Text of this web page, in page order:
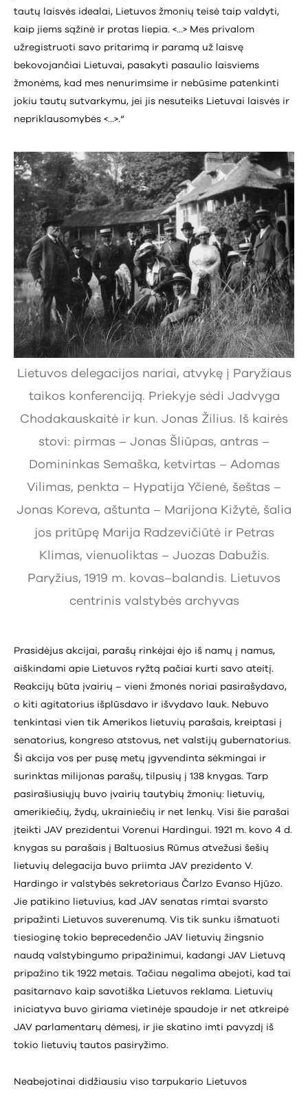
tautų laisvės idealai, Lietuvos žmonių teisė taip valdyti,
kaip jiems sąžinė ir protas liepia. <…> Mes privalom
užregistruoti savo pritarimą ir paramą už laisvę
bekovojančiai Lietuvai, pasakyti pasaulio laisviems
žmonėms, kad mes nenurimsime ir nebūsime patenkinti
jokiu tautų sutvarkymu, jei jis nesuteiks Lietuvai laisvės ir
nepriklausomybės <…>.“
Lietuvos delegacijos nariai, atvykę į Paryžiaus
taikos konferenciją. Priekyje sėdi Jadvyga
Chodakauskaitė ir kun. Jonas Žilius. Iš kairės
stovi: pirmas – Jonas Šliūpas, antras –
Domininkas Semaška, ketvirtas – Adomas
Vilimas, penkta – Hypatija Yčienė, šeštas –
Jonas Koreva, aštunta – Marijona Kižytė, šalia
jos pritūpę Marija Radzevičiūtė ir Petras
Klimas, vienuoliktas – Juozas Dabužis.
Paryžius, 1919 m. kovas–balandis. Lietuvos
centrinis valstybės archyvas
Prasidėjus akcijai, parašų rinkėjai ėjo iš namų į namus,
aiškindami apie Lietuvos ryžtą pačiai kurti savo ateitį.
Reakcijų būta įvairių – vieni žmonės noriai pasirašydavo,
o kiti agitatorius išplūsdavo ir išvydavo lauk. Nebuvo
tenkintasi vien tik Amerikos lietuvių parašais, kreiptasi į
senatorius, kongreso atstovus, net valstijų gubernatorius.
Ši akcija vos per pusę metų įgyvendinta sėkmingai ir
surinktas milijonas parašų, tilpusių į 138 knygas. Tarp
pasirašiusiųjų buvo įvairių tautybių žmonių: lietuvių,
amerikiečių, žydų, ukrainiečių ir net lenkų. Visi šie parašai
įteikti JAV prezidentui Vorenui Hardingui. 1921 m. kovo 4 d.
knygas su parašais į Baltuosius Rūmus atvežusi šešių
lietuvių delegacija buvo priimta JAV prezidento V.
Hardingo ir valstybės sekretoriaus Čarlzo Evanso Hjūzo.
Jie patikino lietuvius, kad JAV senatas rimtai svarsto
pripažinti Lietuvos suverenumą. Vis tik sunku išmatuoti
tiesioginę tokio beprecedenčio JAV lietuvių žingsnio
naudą valstybingumo pripažinimui, kadangi JAV Lietuvą
pripažino tik 1922 metais. Tačiau negalima abejoti, kad tai
pasitarnavo kaip savotiška Lietuvos reklama. Lietuvių
iniciatyva buvo giriama vietinėje spaudoje ir net atkreipė
JAV parlamentarų dėmesį, ir jie skatino imti pavyzdį iš
tokio lietuvių tautos pasiryžimo.
Neabejotinai didžiausiu viso tarpukario Lietuvos